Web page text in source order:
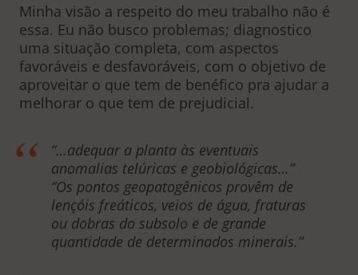
Minha visão a respeito do meu trabalho não é
essa. Eu não busco problemas; diagnostico
uma situação completa, com aspectos
favoráveis e desfavoráveis, com o objetivo de
aproveitar o que tem de benéfico pra ajudar a
melhorar o que tem de prejudicial.
“…adequar a planta às eventuais
anomalias telúricas e geobiológicas…”
“Os pontos geopatogênicos provêm de
lençóis freáticos, veios de água, fraturas
ou dobras do subsolo e de grande
quantidade de determinados minerais.”